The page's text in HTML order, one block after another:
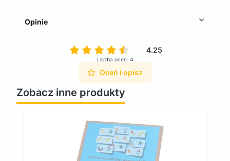
Opinie
4.25
Liczba ocen: 4
Oceń i opisz
Zobacz inne produkty